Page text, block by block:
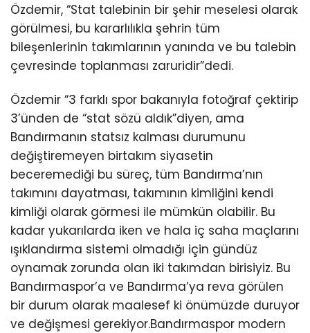
Özdemir, “Stat talebinin bir şehir meselesi olarak
görülmesi, bu kararlılıkla şehrin tüm
bileşenlerinin takımlarının yanında ve bu talebin
çevresinde toplanması zaruridir”dedi.
Özdemir “3 farklı spor bakanıyla fotoğraf çektirip
3’ünden de “stat sözü aldık”diyen, ama
Bandırmanın statsız kalması durumunu
değiştiremeyen birtakım siyasetin
beceremediği bu süreç, tüm Bandırma’nın
takımını dayatması, takımının kimliğini kendi
kimliği olarak görmesi ile mümkün olabilir. Bu
kadar yukarılarda iken ve hala iç saha maçlarını
ışıklandırma sistemi olmadığı için gündüz
oynamak zorunda olan iki takımdan birisiyiz. Bu
Bandırmaspor’a ve Bandırma’ya reva görülen
bir durum olarak maalesef ki önümüzde duruyor
ve değişmesi gerekiyor.Bandırmaspor modern